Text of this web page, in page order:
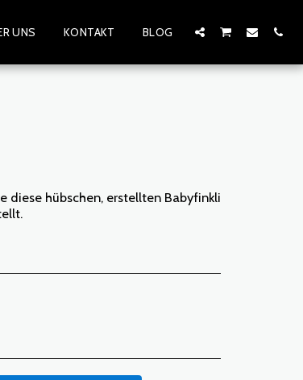
UNS KONTAKT BLOG
diese hübschen, erstellten Babyfinkli